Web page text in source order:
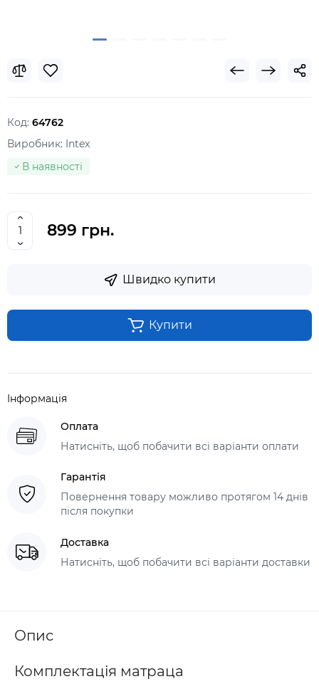
Код: 64762
Виробник: Intex
В наявності
899 грн.
Швидко купити
Купити
Інформація
Оплата
Натисніть, щоб побачити всі варіанти оплати
Гарантія
Повернення товару можливо протягом 14 днів
після покупки
Доставка
Натисніть, щоб побачити всі варіанти доставки
Опис
Комплектація матраца